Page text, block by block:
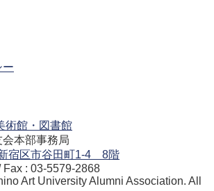
ー
会本部事務局
宿区市谷田町1-4 8階
Fax : 03-5579-2868
Art University Alumni Association. All